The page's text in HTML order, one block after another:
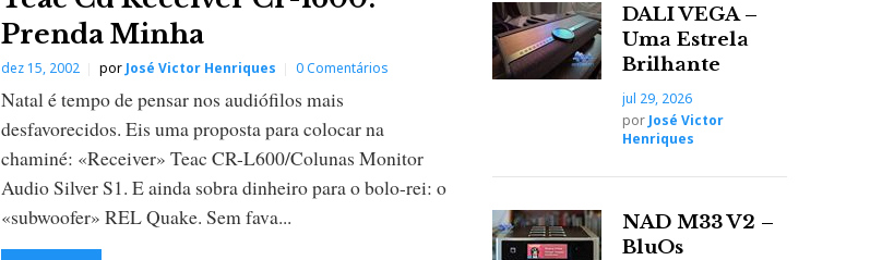
Prenda Minha
dez 15, 2002 por José Victor Henriques 0 Comentários
Natal é tempo de pensar nos audiófilos mais
desfavorecidos. Eis uma proposta para colocar na
chaminé: «Receiver» Teac CR-L600/Colunas Monitor
Audio Silver S1. E ainda sobra dinheiro para o bolo-rei: o
«subwoofer» REL Quake. Sem fava...
DALI VEGA –
Uma Estrela
Brilhante
jul 29, 2026
por José Victor
Henriques
NAD M33 V2 –
BluOs